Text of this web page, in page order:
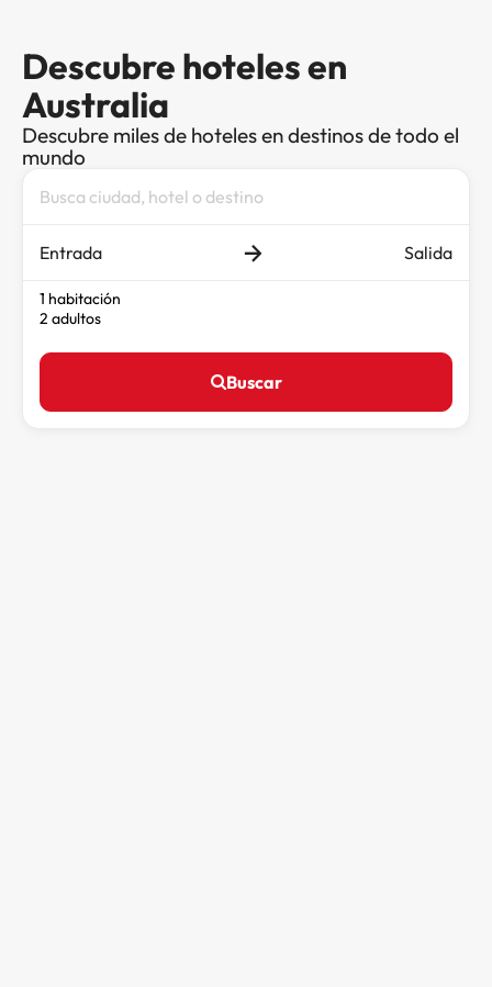
Descubre hoteles en
Australia
Descubre miles de hoteles en destinos de todo el
mundo
Entrada Salida
1 habitación
2 adultos
Buscar